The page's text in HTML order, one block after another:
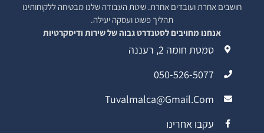
חושבים אחרת ועובדים אחרת. שיטת העבודה שלנו מבטיחה ללקוחותינו
תהליך פשוט ועסקה יעילה.
אנחנו מחויבים לסטנדרט גבוה של שירות ודיסקרטיות
סמטת חומה 2, רעננה
050-526-5077
Tuvalmalca@gmail.com
עקבו אחרינו